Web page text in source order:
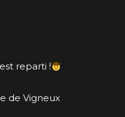
reparti !
de Vigneux